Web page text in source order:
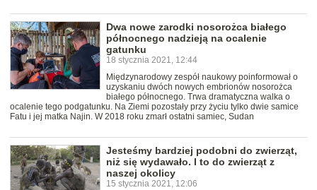
Dwa nowe zarodki nosorożca białego
północnego nadzieją na ocalenie
gatunku
18 stycznia 2021, 12:44
Międzynarodowy zespół naukowy poinformował o
uzyskaniu dwóch nowych embrionów nosorożca
białego północnego. Trwa dramatyczna walka o
ocalenie tego podgatunku. Na Ziemi pozostały przy życiu tylko dwie samice
Fatu i jej matka Najin. W 2018 roku zmarł ostatni samiec, Sudan
Jesteśmy bardziej podobni do zwierząt,
niż się wydawało. I to do zwierząt z
naszej okolicy
15 stycznia 2021, 12:06